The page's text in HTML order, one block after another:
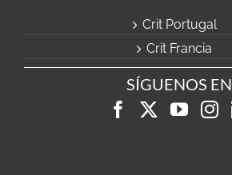
Crit Portugal
Crit Francia
SÍGUENOS EN